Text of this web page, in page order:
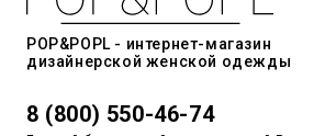
POP&POPL - интернет-магазин
дизайнерской женской одежды
8 (800) 550-46-74